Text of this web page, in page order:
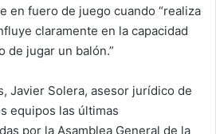
en fuero de juego cuando “realiza
claramente en la capacidad
de jugar un balón.”
Javier Solera, asesor jurídico de
equipos las últimas
por la Asamblea General de la